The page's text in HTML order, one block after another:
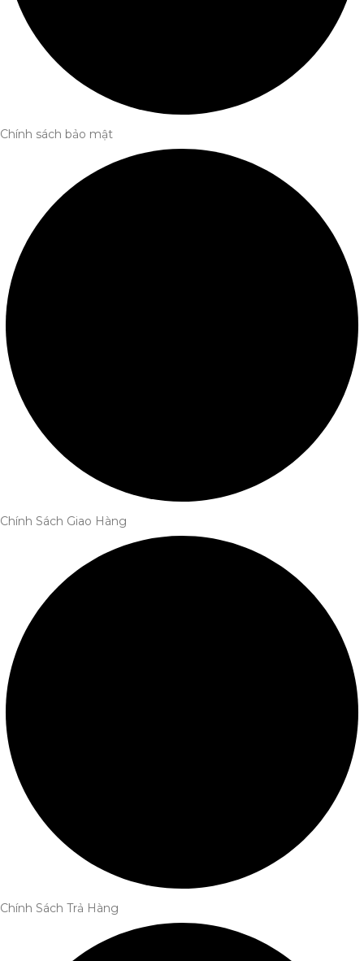
Chính sách bảo mật
Chính Sách Giao Hàng
Chính Sách Trả Hàng